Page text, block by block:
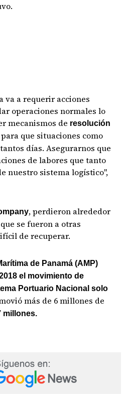
va a requerir acciones
operaciones normales lo
mecanismos de resolución
para que situaciones como
días. Asegurarnos que
de labores que tanto
nuestro sistema logístico",
, perdieron alrededor
se fueron a otras
de recuperar.
de Panamá (AMP)
el movimiento de
Portuario Nacional solo
más de 6 millones de
millones.